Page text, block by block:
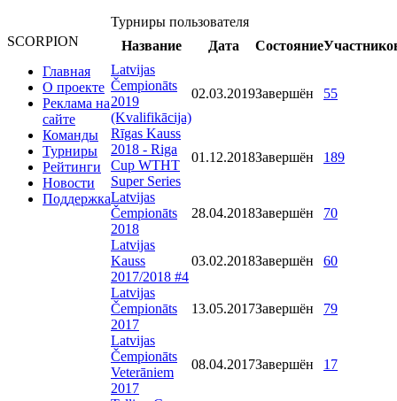
SCORPION
Главная
О проекте
Реклама на
сайте
Команды
Турниры
Рейтинги
Новости
Поддержка
Турниры пользователя
Название
Дата Состояние
Latvijas
Čempionāts
2019
(Kvalifikācija)
02.03.2019Завершён 55
Rīgas Kauss
2018 - Riga
Cup WTHT
Super Series
01.12.2018Завершён 189
Latvijas
Čempionāts
2018
28.04.2018Завершён 70
Latvijas
Kauss
2017/2018 #4
03.02.2018Завершён 60
Latvijas
Čempionāts
2017
13.05.2017Завершён 79
Latvijas
Čempionāts
Veterāniem
2017
08.04.2017Завершён 17